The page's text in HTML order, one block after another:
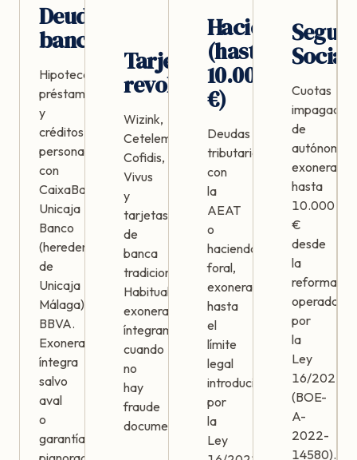
Deudas
bancarias
Hipotecas,
préstamos
y
créditos
personales
con
CaixaBank,
Unicaja
Banco
(heredera
de
Unicaja
Málaga),
BBVA.
Exoneración
íntegra
salvo
aval
o
garantía
Tarjetas
revolving
Wizink,
Cetelem,
Cofidis,
Vivus
y
tarjetas
de
banca
tradicional.
Habitualmente
exonerables
íntegramente
cuando
no
hay
fraude
documentado.
Hacienda
(hasta
10.000
€)
Deudas
tributarias
con
la
AEAT
o
hacienda
foral,
exonerables
hasta
el
límite
legal
introducido
por
la
Ley
Social
Cuotas
impagadas
de
autónomos,
hasta
10.000
€
desde
la
reforma
operada
por
la
Ley
16/2022
(BOE-
A-
2022-
14580).